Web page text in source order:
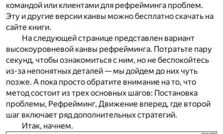
командой или клиентами для рефрейминга проблем.
Эту и другие версии канвы можно бесплатно скачать на
сайте книги.
На следующей странице представлен вариант
высокоуровневой канвы рефрейминга. Потратьте пару
секунд, чтобы ознакомиться с ним, но не беспокойтесь
из-за непонятных деталей — мы дойдем до них чуть
позже. А пока просто обратите внимание на то, что
метод состоит из трех основных шагов: Постановка
проблемы, Рефрейминг, Движение вперед, где второй
шаг включает ряд дополнительных стратегий.
Итак, начнем.